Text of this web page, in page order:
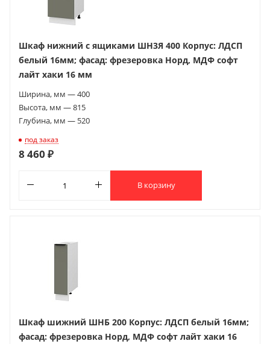
Шкаф нижний с ящиками ШН3Я 400 Корпус: ЛДСП
белый 16мм; фасад: фрезеровка Норд, МДФ софт
лайт хаки 16 мм
Ширина, мм — 400
Высота, мм — 815
Глубина, мм — 520
под заказ
8 460 ₽
В корзину
Шкаф шижний ШНБ 200 Корпус: ЛДСП белый 16мм;
фасад: фрезеровка Норд, МДФ софт лайт хаки 16